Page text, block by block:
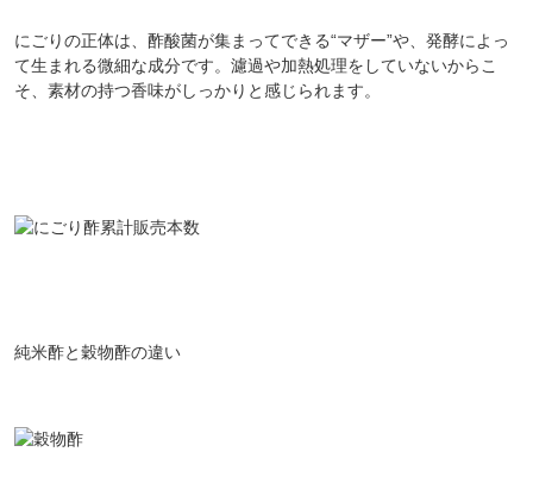
にごりの正体は、酢酸菌が集まってできる“マザー”や、発酵によっ
て生まれる微細な成分です。濾過や加熱処理をしていないからこ
そ、素材の持つ香味がしっかりと感じられます。
純米酢と穀物酢の違い